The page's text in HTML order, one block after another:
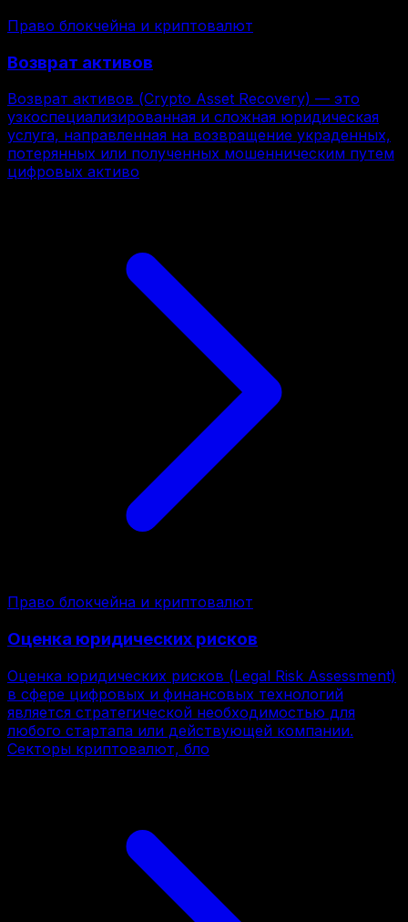
Право блокчейна и криптовалют
Возврат активов
Возврат активов (Crypto Asset Recovery) — это
узкоспециализированная и сложная юридическая
услуга, направленная на возвращение украденных,
потерянных или полученных мошенническим путем
цифровых активо
Право блокчейна и криптовалют
Оценка юридических рисков
Оценка юридических рисков (Legal Risk Assessment)
в сфере цифровых и финансовых технологий
является стратегической необходимостью для
любого стартапа или действующей компании.
Секторы криптовалют, бло